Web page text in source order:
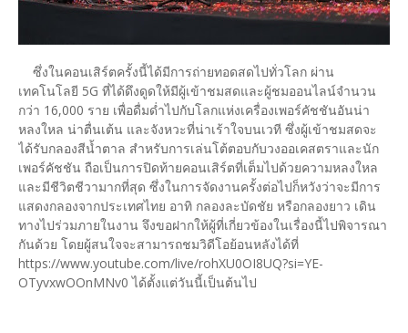
ซึ่งในคอนเสิร์ตครั้งนี้ได้มีการถ่ายทอดสดไปทั่วโลก ผ่าน
เทคโนโลยี 5G ที่ได้ดึงดูดให้มีผู้เข้าชมสดและผู้ชมออนไลน์จำนวน
กว่า 16,000 ราย เพื่อดื่มด่ำไปกับโลกแห่งเครื่องเพอร์คัชชันอันน่า
หลงใหล น่าตื่นเต้น และจังหวะที่น่าเร้าใจบนเวที ซึ่งผู้เข้าชมสดจะ
ได้รับกลองสีน้ำตาล สำหรับการเล่นโต้ตอบกับวงออเคสตราและนัก
เพอร์คัชชัน ถือเป็นการปิดท้ายคอนเสิร์ตที่เต็มไปด้วยความหลงใหล
และมีชีวิตชีวามากที่สุด ซึ่งในการจัดงานครั้งต่อไปก็หวังว่าจะมีการ
แสดงกลองจากประเทศไทย อาทิ กลองละบัดชัย หรือกลองยาว เดิน
ทางไปร่วมภายในงาน จึงขอฝากให้ผู้ที่เกี่ยวข้องในเรื่องนี้ไปพิจารณา
กันด้วย โดยผู้สนใจจะสามารถชมวิดีโอย้อนหลังได้ที่
https://www.youtube.com/live/rohXU0OI8UQ?si=YE-
OTyvxwOOnMNv0 ได้ตั้งแต่วันนี้เป็นต้นไป